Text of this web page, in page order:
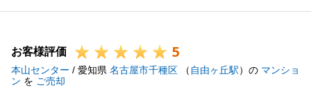
を繋げたこと、大変うれしく思っております。
お気軽にご連絡ください。
皆さまのご健康とご多幸をお祈りしております。
お客様評価 5
本山センター / 愛知県 名古屋市千種区 （ 自由ヶ丘駅）の マンショ
ン を ご売却